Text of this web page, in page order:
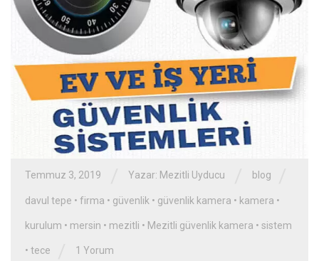
Temmuz 3, 2019 Yazar: Mezitli Uyducu blog
davul tepe • firma • güvenlik • güvenlik kamera • kamera •
kurulum • mersin • mezitli • Mezitli güvenlik kamera • sistem
• tece 1 Yorum